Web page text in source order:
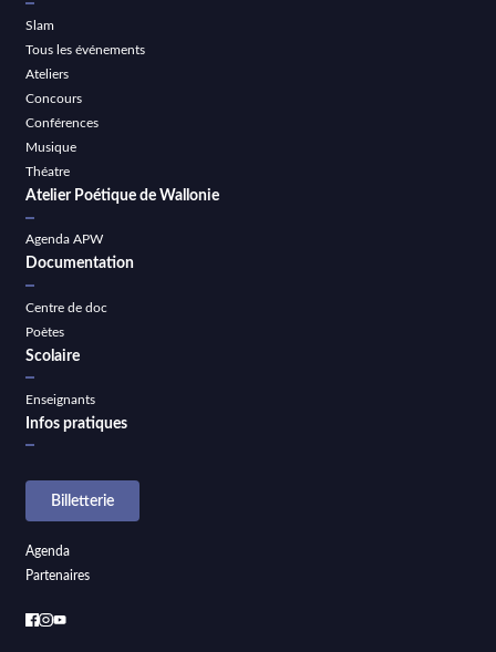
Slam
Tous les événements
Ateliers
Concours
Conférences
Musique
Théatre
Atelier Poétique de Wallonie
Agenda APW
Documentation
Centre de doc
Poètes
Scolaire
Enseignants
Infos pratiques
Billetterie
Agenda
Partenaires